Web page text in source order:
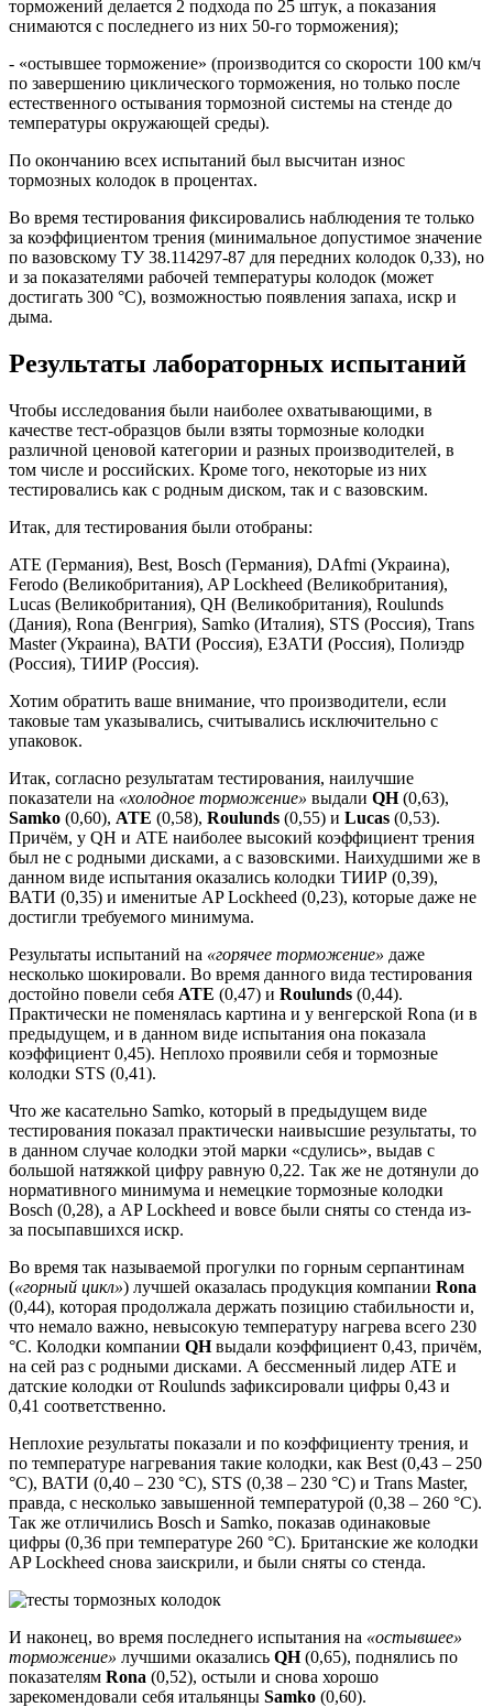
торможений делается 2 подхода по 25 штук, а показания
снимаются с последнего из них 50-го торможения);
- «остывшее торможение» (производится со скорости 100 км/ч
по завершению циклического торможения, но только после
естественного остывания тормозной системы на стенде до
температуры окружающей среды).
По окончанию всех испытаний был высчитан износ
тормозных колодок в процентах.
Во время тестирования фиксировались наблюдения те только
за коэффициентом трения (минимальное допустимое значение
по вазовскому ТУ 38.114297-87 для передних колодок 0,33), но
и за показателями рабочей температуры колодок (может
достигать 300 °С), возможностью появления запаха, искр и
дыма.
Результаты лабораторных испытаний
Чтобы исследования были наиболее охватывающими, в
качестве тест-образцов были взяты тормозные колодки
различной ценовой категории и разных производителей, в
том числе и российских. Кроме того, некоторые из них
тестировались как с родным диском, так и с вазовским.
Итак, для тестирования были отобраны:
ATE (Германия), Best, Bosch (Германия), DAfmi (Украина),
Ferodo (Великобритания), AP Lockheed (Великобритания),
Lucas (Великобритания), QH (Великобритания), Roulunds
(Дания), Rona (Венгрия), Samko (Италия), STS (Россия), Trans
Master (Украина), ВАТИ (Россия), ЕЗАТИ (Россия), Полиэдр
(Россия), ТИИР (Россия).
Хотим обратить ваше внимание, что производители, если
таковые там указывались, считывались исключительно с
упаковок.
Итак, согласно результатам тестирования, наилучшие
показатели на «холодное торможение» выдали QH(0,63),
Samko (0,60), ATE (0,58), Roulunds (0,55) и Lucas (0,53).
Причём, у QH и ATE наиболее высокий коэффициент трения
был не с родными дисками, а с вазовскими. Наихудшими же в
данном виде испытания оказались колодки ТИИР (0,39),
ВАТИ (0,35) и именитые AP Lockheed (0,23), которые даже не
достигли требуемого минимума.
Результаты испытаний на «горячее торможение» даже
несколько шокировали. Во время данного вида тестирования
достойно повели себя ATE (0,47) и Roulunds (0,44).
Практически не поменялась картина и у венгерской Rona (и в
предыдущем, и в данном виде испытания она показала
коэффициент 0,45). Неплохо проявили себя и тормозные
колодки STS (0,41).
Что же касательно Samko, который в предыдущем виде
тестирования показал практически наивысшие результаты, то
в данном случае колодки этой марки «сдулись», выдав с
большой натяжкой цифру равную 0,22. Так же не дотянули до
нормативного минимума и немецкие тормозные колодки
Bosch (0,28), а AP Lockheed и вовсе были сняты со стенда из-
за посыпавшихся искр.
Во время так называемой прогулки по горным серпантинам
(«горный цикл») лучшей оказалась продукция компании Rona
(0,44), которая продолжала держать позицию стабильности и,
что немало важно, невысокую температуру нагрева всего 230
°С. Колодки компании QHвыдали коэффициент 0,43, причём,
на сей раз с родными дисками. А бессменный лидер ATE и
датские колодки от Roulunds зафиксировали цифры 0,43 и
0,41 соответственно.
Неплохие результаты показали и по коэффициенту трения, и
по температуре нагревания такие колодки, как Best (0,43 – 250
°С), ВАТИ (0,40 – 230 °С), STS (0,38 – 230 °С) и Trans Master,
правда, с несколько завышенной температурой (0,38 – 260 °С).
Так же отличились Bosch и Samko, показав одинаковые
цифры (0,36 при температуре 260 °С). Британские же колодки
AP Lockheed снова заискрили, и были сняты со стенда.
И наконец, во время последнего испытания на «остывшее»
торможение» лучшими оказались QH(0,65), поднялись по
показателям Rona (0,52), остыли и снова хорошо
зарекомендовали себя итальянцы Samko (0,60).